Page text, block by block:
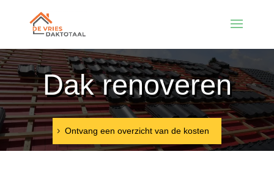
Dak renoveren
Ontvang een overzicht van de kosten